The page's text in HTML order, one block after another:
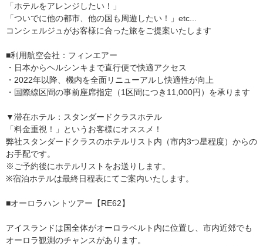
「ホテルをアレンジしたい！」
「ついでに他の都市、他の国も周遊したい！」etc...
コンシェルジュがお客様に合った旅をご提案いたします
■利用航空会社：フィンエアー
・日本からヘルシンキまで直行便で快適アクセス
・2022年以降、機内を全面リニューアルし快適性が向上
・国際線区間の事前座席指定（1区間につき11,000円）を承ります
▼滞在ホテル：スタンダードクラスホテル
「料金重視！」というお客様にオススメ！
弊社スタンダードクラスのホテルリスト内（市内3つ星程度）からの
お手配です。
※ご予約後にホテルリストをお送りします。
※宿泊ホテルは最終日程表にてご案内いたします。
■オーロラハントツアー【RE62】
アイスランドは国全体がオーロラベルト内に位置し、市内近郊でも
オーロラ観測のチャンスがあります。